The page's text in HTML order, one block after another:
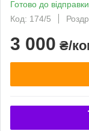
Готово до
Код: 174/5
3 000 ₴/